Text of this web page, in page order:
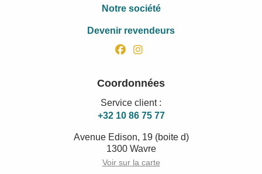
Notre société
Devenir revendeurs
facebookinstagram
Coordonnées
Service client :
+32 10 86 75 77
Avenue Edison, 19 (boite d)
1300 Wavre
Voir sur la carte